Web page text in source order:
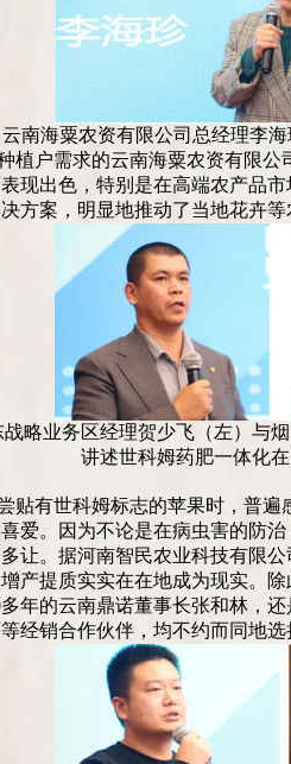
云南海粟农资有限公司总经理李
植户需求的云南海粟农资有限
现出色，特别是在高端农产品
方案，明显地推动了当地花卉等
略业务区经理贺少飞（左）与
讲述世科姆药肥一体化
贴有世科姆标志的苹果时，普
爱。因为不论是在病虫害的防
让。据河南智民农业科技有限
产提质实实在在地成为现实。
年的云南鼎诺董事长张和林，
经销合作伙伴，均不约而同地